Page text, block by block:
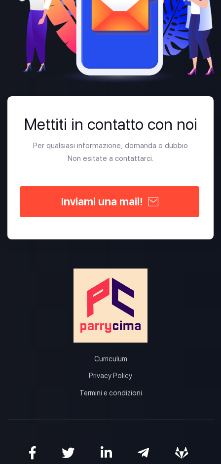
Mettiti in contatto con noi
Per qualsiasi informazione, domanda o dubbio
Non esitate a contattarci.
Inviami una mail!
Curriculum
Privacy Policy
Termini e condizioni